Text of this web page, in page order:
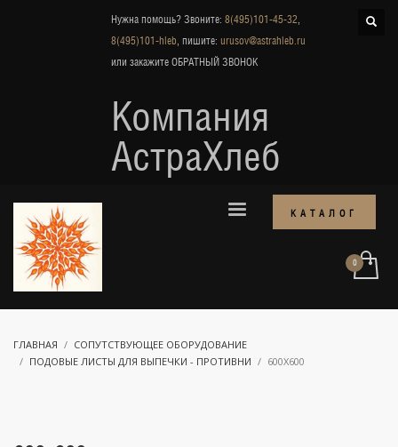
Нужна помощь? Звоните: 8(495)101-45-32,
8(495)101-hleb, пишите: urusov@astrahleb.ru
или закажите ОБРАТНЫЙ ЗВОНОК
Компания
АстраХлеб
КАТАЛОГ
ГЛАВНАЯ
СОПУТСТВУЮЩЕЕ ОБОРУДОВАНИЕ
ПОДОВЫЕ ЛИСТЫ ДЛЯ ВЫПЕЧКИ - ПРОТИВНИ
600Х600